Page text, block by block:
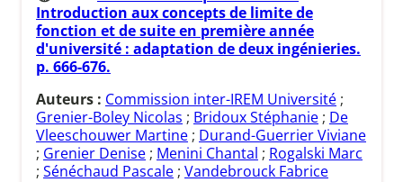
Introduction aux concepts de limite de
fonction et de suite en première année
d'université : adaptation de deux ingénieries.
p. 666-676.
Auteurs : Commission inter-IREM Université ;
Grenier-Boley Nicolas ; Bridoux Stéphanie ; De
Vleeschouwer Martine ; Durand-Guerrier Viviane
; Grenier Denise ; Menini Chantal ; Rogalski Marc
; Sénéchaud Pascale ; Vandebrouck Fabrice